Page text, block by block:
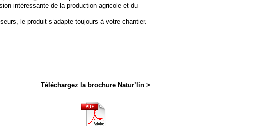
intéressante de la production agricole et du
le produit s’adapte toujours à votre chantier.
Téléchargez la brochure Natur’lin >